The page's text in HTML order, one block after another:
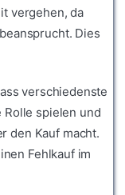
vergehen, da
Dies
verschiedenste
spielen und
den Kauf macht.
Fehlkauf im